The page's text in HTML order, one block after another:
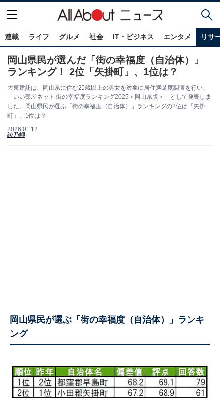
連載 ライフ グルメ 社会 IT・ビジネス エンタメ リサ
岡山県民が選んだ「街の幸福度（自治体）」
ランキング！ 2位「矢掛町」、1位は？
大東建託は、岡山県に住む20歳以上の男女を対象に居住満足度調査を行い、
「いい部屋ネット 街の幸福度ランキング2025＜岡山県版＞」として発表しま
した。岡山県民が選ぶ「街の幸福度（自治体）」ランキングの2位は「矢掛
町」、1位は？
2026.01.12
綾乃岬
岡山県民が選ぶ「街の幸福度（自治体）」ランキ
ング